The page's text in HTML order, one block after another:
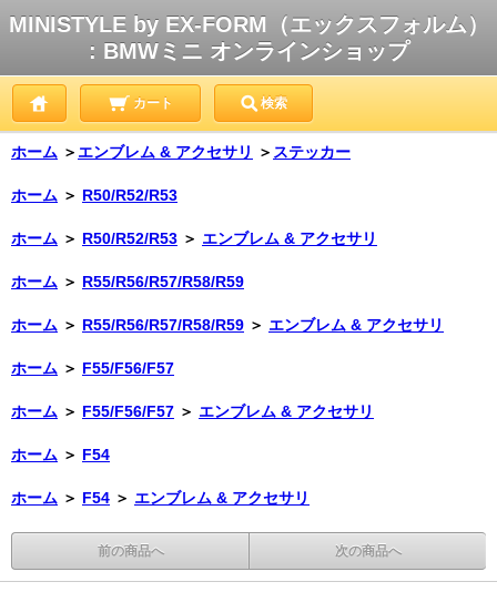
MINISTYLE by EX-FORM（エックスフォルム）
: BMWミニ オンラインショップ
カート 検索
ホーム ＞ エンブレム & アクセサリ ＞ ステッカー
ホーム ＞ R50/R52/R53
ホーム ＞ R50/R52/R53 ＞ エンブレム & アクセサリ
ホーム ＞ R55/R56/R57/R58/R59
ホーム ＞ R55/R56/R57/R58/R59 ＞ エンブレム & アクセサリ
ホーム ＞ F55/F56/F57
ホーム ＞ F55/F56/F57 ＞ エンブレム & アクセサリ
ホーム ＞ F54
ホーム ＞ F54 ＞ エンブレム & アクセサリ
前の商品へ 次の商品へ